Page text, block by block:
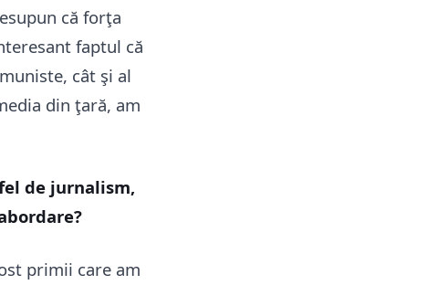
că forţa
faptul că
cât şi al
din ţară, am
de jurnalism,
primii care am